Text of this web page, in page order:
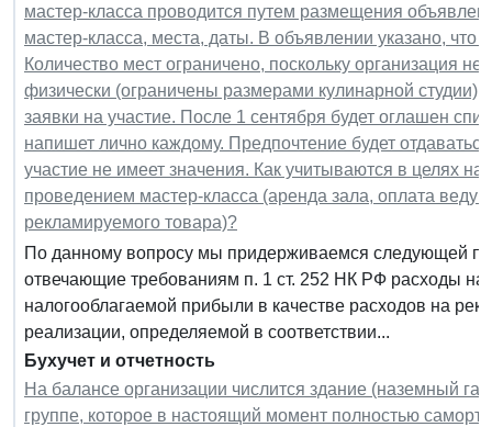
мастер-класса проводится путем размещения
мастер-класса, места, даты. В объявлении указано, что
Количество мест ограничено, поскольку организация
физически (ограничены размерами кулинарной
заявки на участие. После 1 сентября будет оглашен
напишет лично каждому. Предпочтение будет
участие не имеет значения. Как учитываются в целях
проведением мастер-класса (аренда зала, оплата
рекламируемого товара)?
По данному вопросу мы придерживаемся следующей
отвечающие требованиям п. 1 ст. 252 НК РФ расходы на
налогооблагаемой прибыли в качестве расходов на
реализации, определяемой в соответствии...
Бухучет и отчетность
На балансе организации числится здание (наземный
группе, которое в настоящий момент полностью